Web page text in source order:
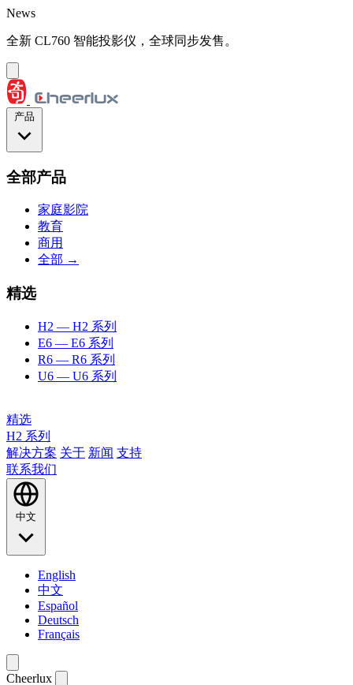
跳到主要内容
News
全新 CL760 智能投影仪，全球同步发售。
全部产品
家庭影院
教育
商用
全部 →
精选
H2 — H2 系列
E6 — E6 系列
R6 — R6 系列
U6 — U6 系列
精选
H2 系列
解决方案 关于 新闻 支持
联系我们
中文
English
中文
Español
Deutsch
Français
Cheerlux